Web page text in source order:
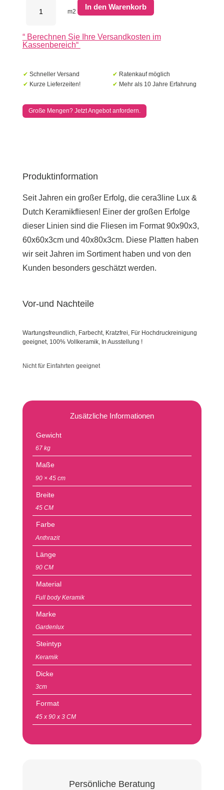
Lux&Dutch
Anthrazit
45x90x3cm
m2
In den Warenkorb
“ Berechnen Sie Ihre Versandkosten im
Kassenbereich“
✔ Schneller Versand ✔ Ratenkauf möglich
✔ Kurze Lieferzeiten! ✔ Mehr als 10 Jahre Erfahrung
Große Mengen? Jetzt Angebot anfordern.
Produktinformation
Seit Jahren ein großer Erfolg, die cera3line Lux &
Dutch Keramikfliesen! Einer der großen Erfolge
dieser Linien sind die Fliesen im Format 90x90x3,
60x60x3cm und 40x80x3cm. Diese Platten haben
wir seit Jahren im Sortiment haben und von den
Kunden besonders geschätzt werden.
Vor-und Nachteile
Wartungsfreundlich, Farbecht, Kratzfrei, Für Hochdruckreinigung
geeignet, 100% Vollkeramik, In Ausstellung !
Nicht für Einfahrten geeignet
Zusätzliche Informationen
Gewicht
67 kg
Maße
90 × 45 cm
Breite
45 CM
Farbe
Anthrazit
Länge
90 CM
Material
Full body Keramik
Marke
Gardenlux
Steintyp
Keramik
Dicke
3cm
Format
45 x 90 x 3 CM
Persönliche Beratung